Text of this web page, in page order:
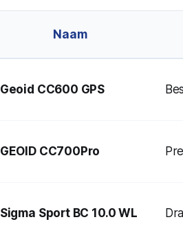
Naam
Geoid CC600 GPS
GEOID CC700Pro
Sigma Sport BC 10.0 WL